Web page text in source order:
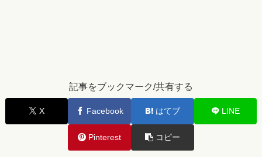
記事をブックマーク/共有する
X Facebook はてブ LINE
Pinterest コピー